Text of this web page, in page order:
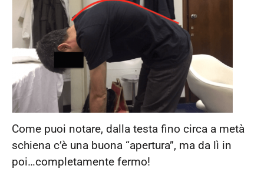
Come puoi notare, dalla testa fino circa a metà
schiena c’è una buona “apertura”, ma da lì in
poi…completamente fermo!